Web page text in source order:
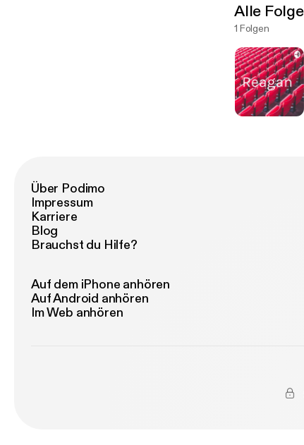
Alle
1 Folgen
Über Podimo
Impressum
Karriere
Blog
Brauchst du Hilfe?
Auf dem iPhone anhören
Auf Android anhören
Im Web anhören